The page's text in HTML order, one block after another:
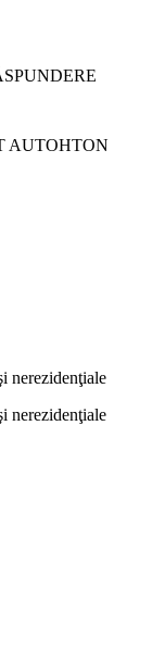
AUTOHTON
nerezidenţiale
nerezidenţiale